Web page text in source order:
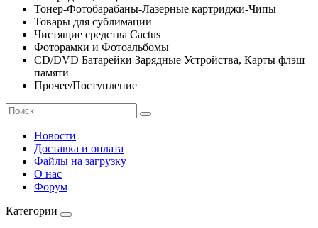
Тонер-Фотобарабаны-Лазерные картриджи-Чипы
Товары для сублимации
Чистящие средства Cactus
Фоторамки и Фотоальбомы
CD/DVD Батарейки Зарядные Устройства, Карты флэш
памяти
Прочее/Поступление
Новости
Доставка и оплата
Файлы на загрузку
О нас
Форум
Категории